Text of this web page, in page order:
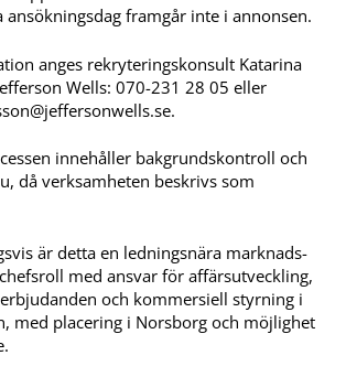
ansökningsdag framgår inte i annonsen.
anges rekryteringskonsult Katarina
Wells: 070-231 28 05 eller
.
innehåller bakgrundskontroll och
då verksamheten beskrivs som
är detta en ledningsnära marknads-
med ansvar för affärsutveckling,
och kommersiell styrning i
med placering i Norsborg och möjlighet